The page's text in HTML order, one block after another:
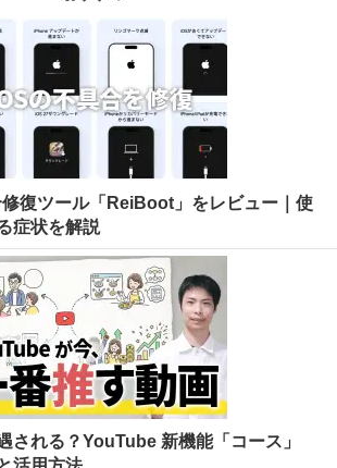
復ツール「ReiBoot」をレビュー｜使
症状を解説
される？YouTube 新機能「コース」